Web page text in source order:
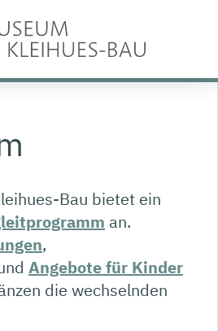
Bau bietet ein
an.
,
Angebote für Kinder
die wechselnden